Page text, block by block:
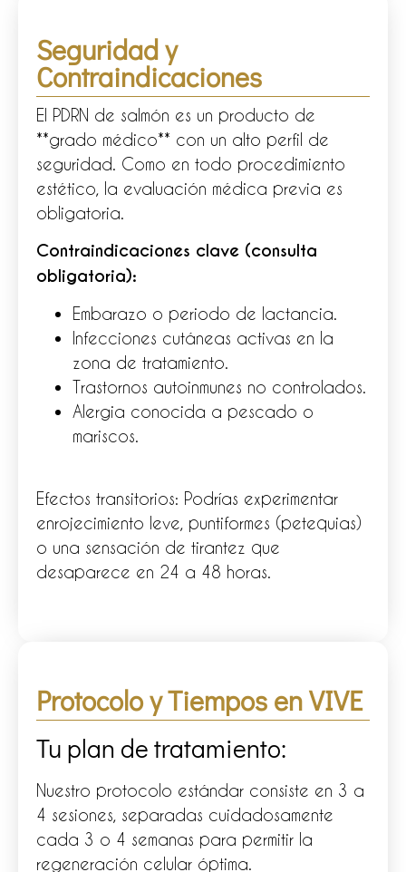
Seguridad y
Contraindicaciones
El PDRN de salmón es un producto de
**grado médico** con un alto perfil de
seguridad. Como en todo procedimiento
estético, la evaluación médica previa es
obligatoria.
Contraindicaciones clave (consulta
obligatoria):
Embarazo o periodo de lactancia.
Infecciones cutáneas activas en la
zona de tratamiento.
Trastornos autoinmunes no controlados.
Alergia conocida a pescado o
mariscos.
Efectos transitorios: Podrías experimentar
enrojecimiento leve, puntiformes (petequias)
o una sensación de tirantez que
desaparece en 24 a 48 horas.
Protocolo y Tiempos en VIVE
Tu plan de tratamiento:
Nuestro protocolo estándar consiste en 3 a
4 sesiones, separadas cuidadosamente
cada 3 o 4 semanas para permitir la
regeneración celular óptima.